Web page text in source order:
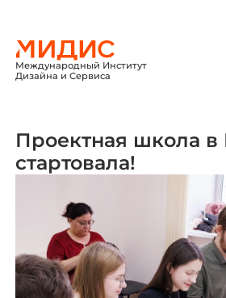
Международный Институт
Дизайна и Сервиса
Проектная школа
стартовала!